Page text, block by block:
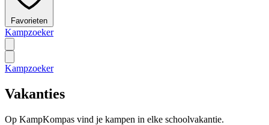
Favorieten
Kampzoeker
Kampzoeker
Vakanties
Op KampKompas vind je kampen in elke schoolvakantie.